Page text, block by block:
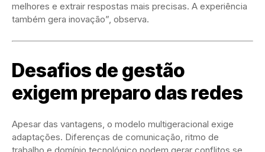
melhores e extrair respostas mais precisas. A experiência
também gera inovação”, observa.
Desafios de gestão
exigem preparo das redes
Apesar das vantagens, o modelo multigeracional exige
adaptações. Diferenças de comunicação, ritmo de